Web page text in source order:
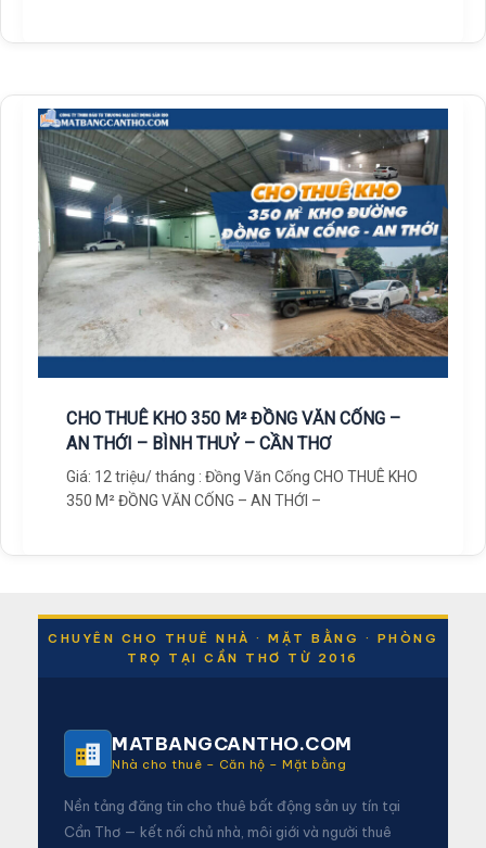
CHO THUÊ KHO 350 M² ĐỒNG VĂN CỐNG –
AN THỚI – BÌNH THUỶ – CẦN THƠ
Giá: 12 triệu/ tháng : Đồng Văn Cống CHO THUÊ KHO
350 M² ĐỒNG VĂN CỐNG – AN THỚI –
CHUYÊN CHO THUÊ NHÀ · MẶT BẰNG · PHÒNG
TRỌ TẠI CẦN THƠ TỪ 2016
MATBANGCANTHO.COM
Nhà cho thuê – Căn hộ – Mặt bằng
Nền tảng đăng tin cho thuê bất động sản uy tín tại
Cần Thơ — kết nối chủ nhà, môi giới và người thuê